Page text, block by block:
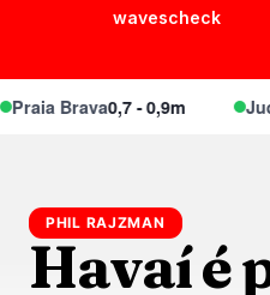
wavescheck
Brava0,7 - 0,9m Juquei
PHIL RAJZMAN
Havaí é